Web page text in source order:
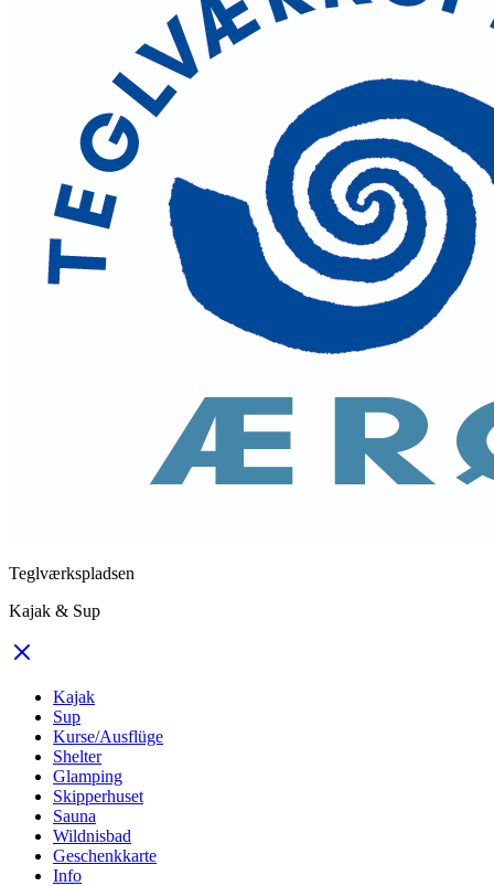
Teglværkspladsen
Kajak & Sup
Kajak
Sup
Kurse/Ausflüge
Shelter
Glamping
Skipperhuset
Sauna
Wildnisbad
Geschenkkarte
Info